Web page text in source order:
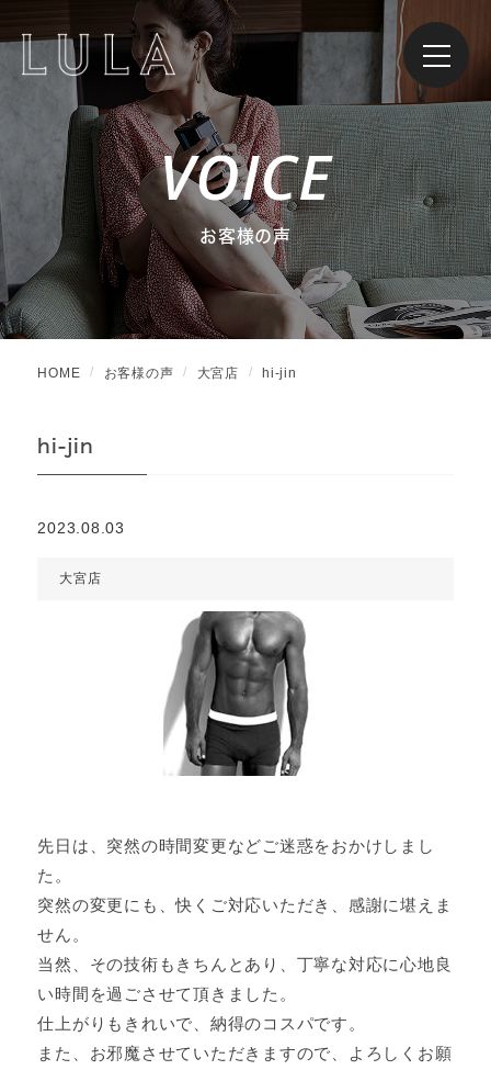
VOICE
お客様の声
HOME お客様の声 大宮店 hi-jin
hi-jin
2023.08.03
大宮店
先日は、突然の時間変更などご迷惑をおかけしまし
た。
突然の変更にも、快くご対応いただき、感謝に堪えま
せん。
当然、その技術もきちんとあり、丁寧な対応に心地良
い時間を過ごさせて頂きました。
仕上がりもきれいで、納得のコスパです。
また、お邪魔させていただきますので、よろしくお願